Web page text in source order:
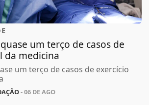
um terço de casos de
da medicina
um terço de casos de exercício
- 06 DE AGO